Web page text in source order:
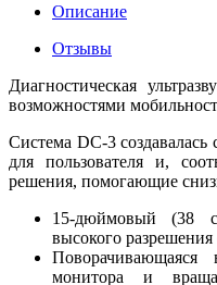
Описание
Отзывы
Диагностическая
возможностями
Система DC-3 создавалась
для пользователя и,
решения, помогающие
15-дюймовый (38
высокого
монитора и